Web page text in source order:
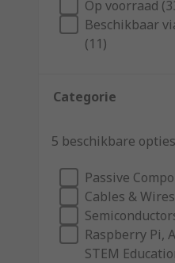
Op voorraad
Beschikbaar
(11)
Categorie
5 beschikbare opties
Passive
Cables &
Raspberry Pi,
STEM